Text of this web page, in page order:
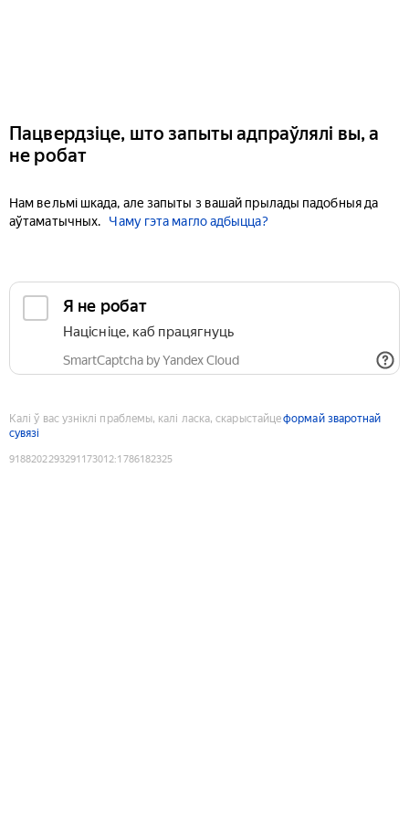
Пацвердзіце, што запыты адпраўлялі вы, а
не робат
Нам вельмі шкада, але запыты з вашай прылады падобныя да
аўтаматычных.
Чаму гэта магло адбыцца?
Я не робат
Націсніце, каб працягнуць
SmartCaptcha by Yandex Cloud
Калі ў вас узніклі праблемы, калі ласка, скарыстайцеформай зваротнай
сувязі
9188202293291173012:1786182325